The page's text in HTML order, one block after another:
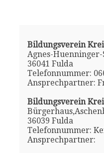
Bildungsverein
Agnes-Huenninger-
36041 Fulda
Telefonnummer:
Ansprechpartner:
Bildungsverein
36039 Fulda
Telefonnummer:
Ansprechpartner: